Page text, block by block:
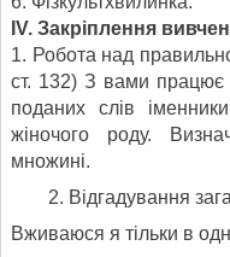
ІV. Закріплення
1. Робота над
ст. 132) З вами працює
поданих слів
жіночого роду.
множині.
Відгадування
Вживаюся я тільки в